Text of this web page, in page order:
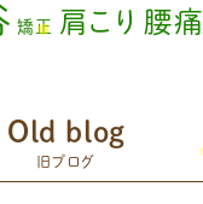
矯正 肩こり 腰痛
羽 足の歪み改善
＃せなかリペア
Old blog
旧ブログ